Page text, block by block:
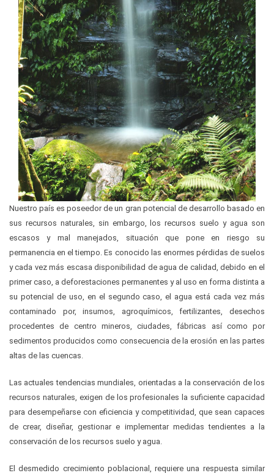
Nuestro país es poseedor de un gran potencial de desarrollo basado en
sus recursos naturales, sin embargo, los recursos suelo y agua son
escasos y mal manejados, situación que pone en riesgo su
permanencia en el tiempo. Es conocido las enormes pérdidas de suelos
y cada vez más escasa disponibilidad de agua de calidad, debido en el
primer caso, a deforestaciones permanentes y al uso en forma distinta a
su potencial de uso, en el segundo caso, el agua está cada vez más
contaminado por, insumos, agroquímicos, fertilizantes, desechos
procedentes de centro mineros, ciudades, fábricas así como por
sedimentos producidos como consecuencia de la erosión en las partes
altas de las cuencas.
Las actuales tendencias mundiales, orientadas a la conservación de los
recursos naturales, exigen de los profesionales la suficiente capacidad
para desempeñarse con eficiencia y competitividad, que sean capaces
de crear, diseñar, gestionar e implementar medidas tendientes a la
conservación de los recursos suelo y agua.
El desmedido crecimiento poblacional, requiere una respuesta similar